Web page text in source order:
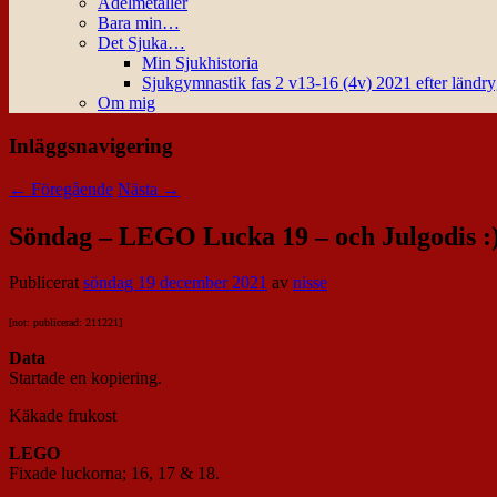
Bara min…
Det Sjuka…
Min Sjukhistoria
Sjukgymnastik fas 2 v13-16 (4v) 2021 efter
Om mig
Inläggsnavigering
← Föregående Nästa →
Söndag – LEGO Lucka 19 – och Julgodis
Publiceratsöndag 19 december 2021 av nisse
[not: publicerad: 211221]
Data
Startade en kopiering.
Käkade frukost
LEGO
Fixade luckorna; 16, 17 & 18.